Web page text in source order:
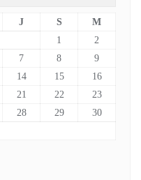
J S
M
1
2
7 8
9
14 15
16
21 22
23
28 29
30